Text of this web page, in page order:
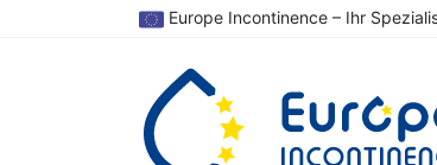
Europe Incontinence – Ihr